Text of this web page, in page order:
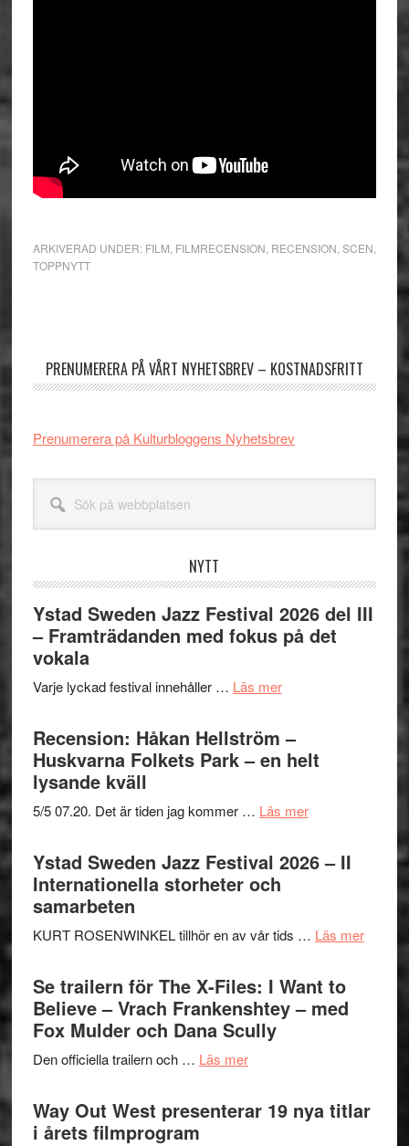
ARKIVERAD UNDER: FILM FILMRECENSION RECENSION SCEN
TOPPNYTT
PRENUMERERA PÅ VÅRT NYHETSBREV – KOSTNADSFRITT
Prenumerera på Kulturbloggens Nyhetsbrev
webbplatsen
NYTT
Ystad Sweden Jazz Festival 2026 del III
– Framträdanden med fokus på det
vokala
Varje lyckad festival innehåller … Läs merom
Jazz
Festival
del
–
fokus
vokala
Recension: Håkan Hellström –
Huskvarna Folkets Park – en helt
lysande kväll
5/5 07.20. Det är tiden jag kommer … Läs merom
Håkan
Hellström
Folkets
–
en
Ystad Sweden Jazz Festival 2026 – II
Internationella storheter och
samarbeten
KURT ROSENWINKEL tillhör en av vår tids … Läs merom
Se trailern för The X-Files: I Want to
Believe – Vrach Frankenshtey – med
Fox Mulder och Dana Scully
Den officiella trailern och … Läs merom
trailern
för
Way Out West presenterar 19 nya titlar
i årets filmprogram